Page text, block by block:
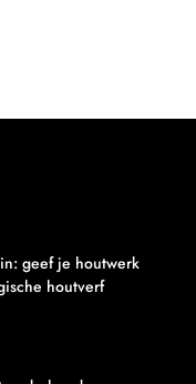
geef je houtwerk
houtverf